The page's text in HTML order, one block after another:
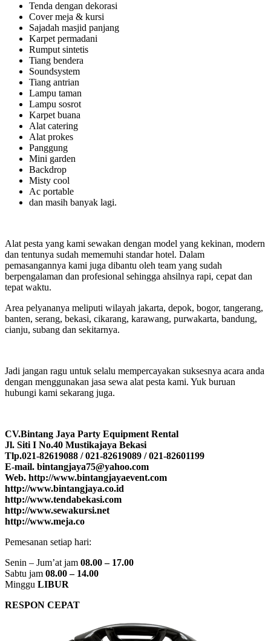
Tenda dengan dekorasi
Cover meja & kursi
Sajadah masjid panjang
Karpet permadani
Rumput sintetis
Tiang bendera
Soundsystem
Tiang antrian
Lampu taman
Lampu sosrot
Karpet buana
Alat catering
Alat prokes
Panggung
Mini garden
Backdrop
Misty cool
Ac portable
dan masih banyak lagi.
Alat pesta yang kami sewakan dengan model yang kekinan, modern
dan tentunya sudah mememuhi standar hotel. Dalam
pemasangannya kami juga dibantu oleh team yang sudah
berpengalaman dan profesional sehingga ahsilnya rapi, cepat dan
tepat waktu.
Area pelyananya meliputi wilayah jakarta, depok, bogor, tangerang,
banten, serang, bekasi, cikarang, karawang, purwakarta, bandung,
cianju, subang dan sekitarnya.
Jadi jangan ragu untuk selalu mempercayakan suksesnya acara anda
dengan menggunakan jasa sewa alat pesta kami. Yuk buruan
hubungi kami sekarang juga.
CV.Bintang Jaya Party Equipment Rental
Jl. Siti I No.40 Mustikajaya Bekasi
Tlp.021-82619088 / 021-82619089 / 021-82601199
E-mail. bintangjaya75@yahoo.com
Web. http://www.bintangjayaevent.com
http://www.bintangjaya.co.id
http://www.tendabekasi.com
http://www.sewakursi.net
http://www.meja.co
Pemesanan setiap hari:
Senin – Jum’at jam 08.00 – 17.00
Sabtu jam 08.00 – 14.00
Minggu LIBUR
RESPON CEPAT